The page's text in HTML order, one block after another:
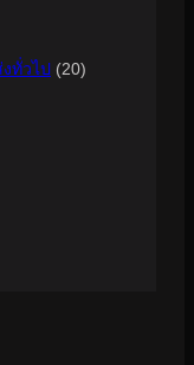
ทั่วไป (20)